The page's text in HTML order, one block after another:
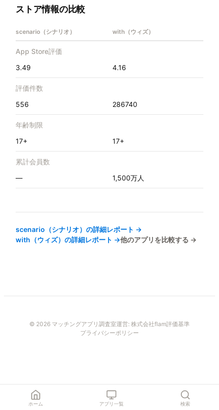
ストア情報の比較
scenario（シナリオ） with（ウィズ）
App Store評価
3.49
4.16
評価件数
556
286740
年齢制限
17+
17+
累計会員数
—
1,500万人
scenario（シナリオ） の詳細レポート →
with（ウィズ） の詳細レポート →他のアプリを比較する →
© 2026 マッチングアプリ調査室運営: 株式会社flam評価基準
プライバシーポリシー
ホーム アプリ一覧 検索